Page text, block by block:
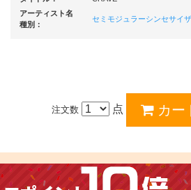
アーティスト名
種別：
セミモジュラーシンセサイ
注文数 点